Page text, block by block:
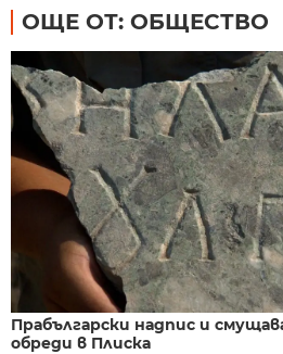
ОЩЕ ОТ: ОБЩЕСТВО
Прабългарски надпис и
обреди в Плиска